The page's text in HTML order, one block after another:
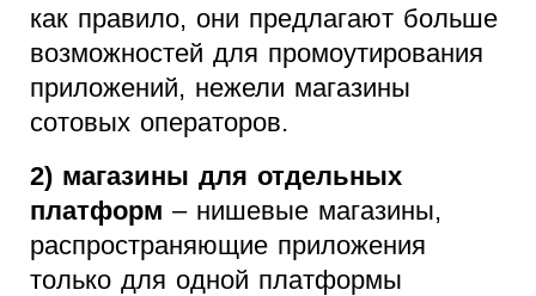
как правило, они предлагают больше
возможностей для промоутирования
приложений, нежели магазины
сотовых операторов.
2) магазины для отдельных
платформ – нишевые магазины,
распространяющие приложения
только для одной платформы